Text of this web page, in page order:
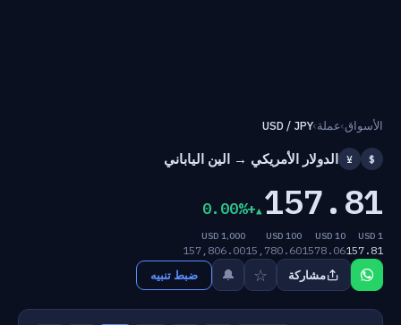
الأسواق›عملة›
USD / JPY
$
¥ الدولار الأمريكي → الين الياباني
157.81
+0.00%
1 USD
157.81
10 USD
1578.06
100 USD
15,780.60
1,000 USD
157,806.00
مشاركة ☆
🔔 ضبط تنبيه